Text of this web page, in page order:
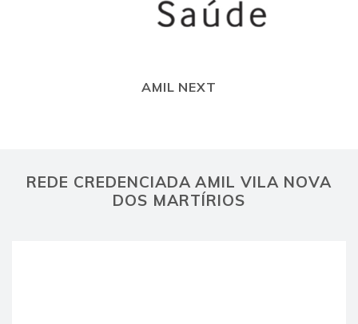
AMIL NEXT
REDE CREDENCIADA AMIL VILA NOVA
DOS MARTÍRIOS